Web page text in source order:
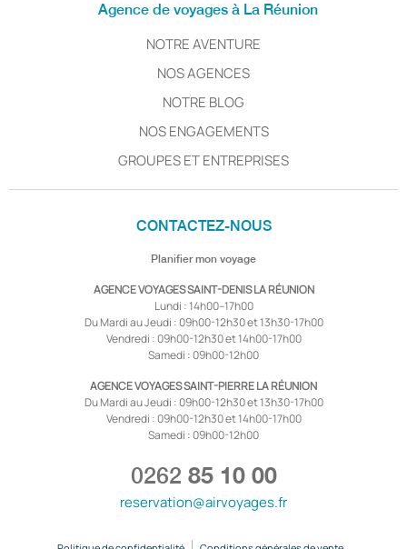
Agence de voyages à La Réunion
NOTRE AVENTURE
NOS AGENCES
NOTRE BLOG
NOS ENGAGEMENTS
GROUPES ET ENTREPRISES
CONTACTEZ-NOUS
Planifier mon voyage
AGENCE VOYAGES SAINT-DENIS LA RÉUNION
Lundi : 14h00–17h00
Du Mardi au Jeudi : 09h00-12h30 et 13h30-17h00
Vendredi : 09h00-12h30 et 14h00-17h00
Samedi : 09h00-12h00
AGENCE VOYAGES SAINT-PIERRE LA RÉUNION
Du Mardi au Jeudi : 09h00-12h30 et 13h30-17h00
Vendredi : 09h00-12h30 et 14h00-17h00
Samedi : 09h00-12h00
0262 85 10 00
reservation@airvoyages.fr